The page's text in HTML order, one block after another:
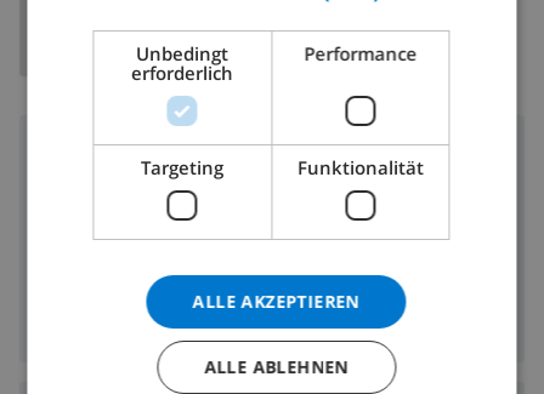
Umgebung
Entfernung zum Strand:
Entfernung zu den Geschäften:
Ausgehmöglichkeiten:
Entfernung zu den Restaurants:
NORWEGIAN
Unbedingt
erforderlich
Performance
Targeting Funktionalität
ALLE AKZEPTIEREN
ALLE ABLEHNEN